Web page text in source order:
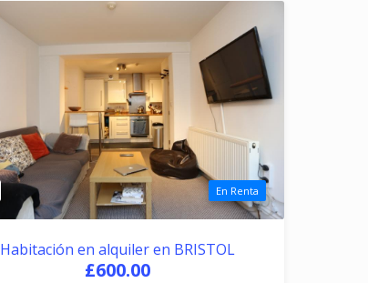
En Renta
Habitación en alquiler en BRISTOL
£600.00